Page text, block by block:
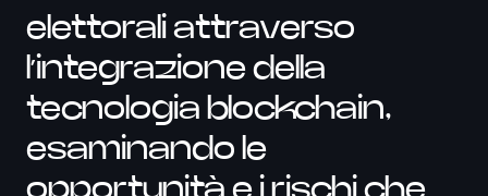
elettorali attraverso
l’integrazione della
tecnologia blockchain,
esaminando le
opportunità e i rischi che